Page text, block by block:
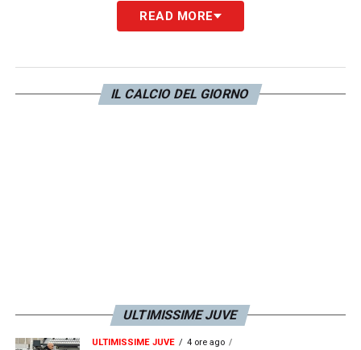
ARABIA SAUDITA–«Arabia Saudita?
scorso c’è stato grande entusiasmo, spero
nella stessa atmosfera».
READ MORE
IL CALCIO DEL GIORNO
ULTIMISSIME JUVE
ULTIMISSIME JUVE 4 ore ago